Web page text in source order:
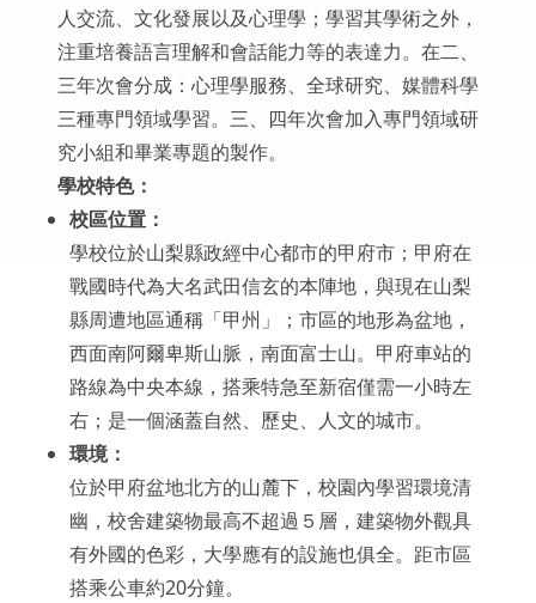
人交流、文化發展以及心理學；學習其學術之外，
注重培養語言理解和會話能力等的表達力。在二、
三年次會分成：心理學服務、全球研究、媒體科學
三種專門領域學習。三、四年次會加入專門領域研
究小組和畢業專題的製作。
學校特色：
校區位置：
學校位於山梨縣政經中心都市的甲府市；甲府在
戰國時代為大名武田信玄的本陣地，與現在山梨
縣周遭地區通稱「甲州」；市區的地形為盆地，
西面南阿爾卑斯山脈，南面富士山。甲府車站的
路線為中央本線，搭乘特急至新宿僅需一小時左
右；是一個涵蓋自然、歷史、人文的城市。
環境：
位於甲府盆地北方的山麓下，校園內學習環境清
幽，校舍建築物最高不超過５層，建築物外觀具
有外國的色彩，大學應有的設施也俱全。距市區
搭乘公車約20分鐘。